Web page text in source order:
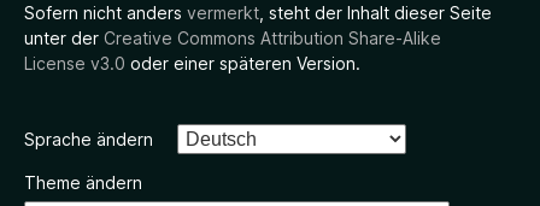
Sofern nicht anders vermerkt , steht der Inhalt dieser Seite
unter der Creative Commons Attribution Share-Alike
License v3.0 oder einer späteren Version.
Sprache ändern
Theme ändern